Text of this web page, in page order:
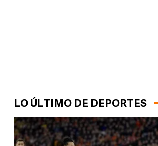
LO ÚLTIMO DE DEPORTES